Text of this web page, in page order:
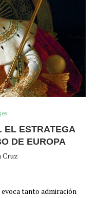
EL ESTRATEGA
DE EUROPA
Cruz
tanto admiración